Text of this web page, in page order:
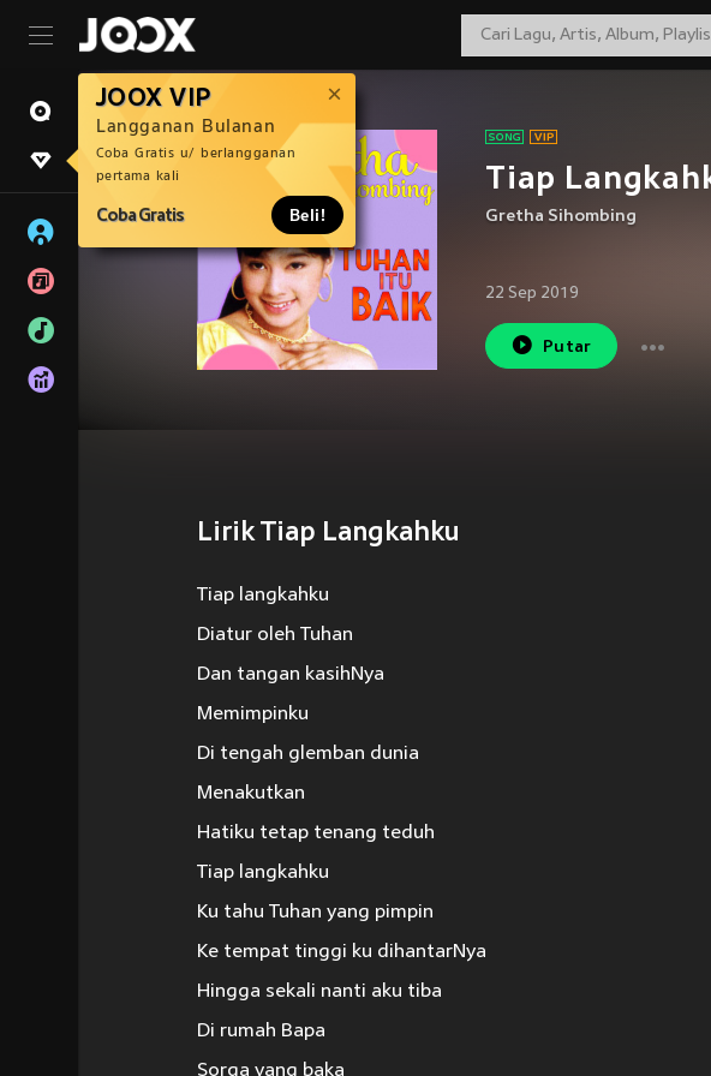
JOOX VIP
Langganan Bulanan
Coba Gratis u/ berlangganan
pertama kali
Coba Gratis Beli!
Tiap
Gretha Sihombing
22 Sep 2019
Putar
Lirik Tiap Langkahku
Tiap langkahku
Diatur oleh Tuhan
Dan tangan kasihNya
Memimpinku
Di tengah glemban dunia
Menakutkan
Hatiku tetap tenang teduh
Tiap langkahku
Ku tahu Tuhan yang pimpin
Ke tempat tinggi ku dihantarNya
Hingga sekali nanti aku tiba
Di rumah Bapa
Sorga yang baka